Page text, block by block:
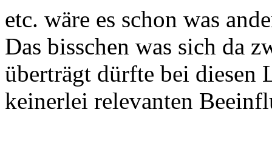
etc. wäre es schon was
Das bisschen was sich da
überträgt dürfte bei diesen
keinerlei relevanten